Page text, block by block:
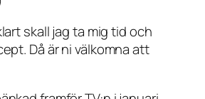
skall jag ta mig tid och
Då är ni välkomna att